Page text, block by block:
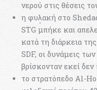
νερού στις θέσεις
η φυλακή στο
STG μπήκε και
κατά τη διάρκεια
SDF, οι δυνάμεις
βρίσκονταν εκεί
το στρατόπεδο Al-